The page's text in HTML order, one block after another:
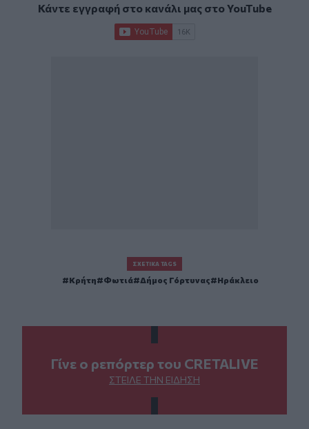
Κάντε εγγραφή στο κανάλι μας στοYouTube
ΣΧΕΤΙΚΆ TAGS
Κρήτη Φωτιά Δήμος Γόρτυνας Ηράκλειο
Γίνε ο ρεπόρτερ του CRETALIVE
ΣΤΕΊΛΕ ΤΗΝ ΕΊΔΗΣΗ